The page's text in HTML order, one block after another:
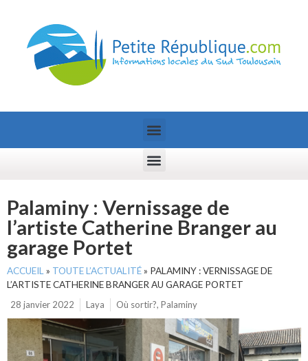
Palaminy : Vernissage de
l’artiste Catherine Branger au
garage Portet
ACCUEIL » TOUTE L’ACTUALITÉ» PALAMINY : VERNISSAGE DE
L’ARTISTE CATHERINE BRANGER AU GARAGE PORTET
28 janvier 2022
Laya Où sortir?, Palaminy